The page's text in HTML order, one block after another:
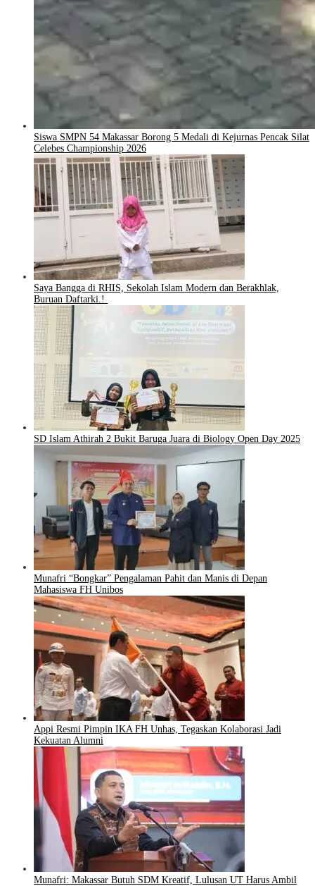
Siswa SMPN 54 Makassar Borong 5 Medali di Kejurnas Pencak Silat
Celebes Championship 2026
Saya Bangga di RHIS, Sekolah Islam Modern dan Berakhlak,
Buruan Daftarki.!
SD Islam Athirah 2 Bukit Baruga Juara di Biology Open Day 2025
Munafri “Bongkar” Pengalaman Pahit dan Manis di Depan
Mahasiswa FH Unibos
Appi Resmi Pimpin IKA FH Unhas, Tegaskan Kolaborasi Jadi
Kekuatan Alumni
Munafri: Makassar Butuh SDM Kreatif, Lulusan UT Harus Ambil